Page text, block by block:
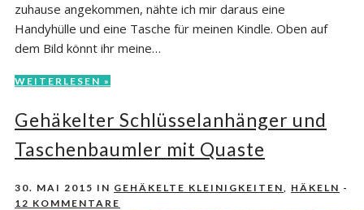
zuhause angekommen, nähte ich mir daraus eine
Handyhülle und eine Tasche für meinen Kindle. Oben auf
dem Bild könnt ihr meine…
WEITERLESEN »
Gehäkelter Schlüsselanhänger und
Taschenbaumler mit Quaste
30. MAI 2015 IN GEHÄKELTE KLEINIGKEITEN HÄKELN -
12 KOMMENTARE